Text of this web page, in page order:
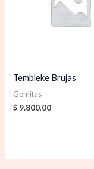
Tembleke Brujas
Gomitas
$ 9.800,00